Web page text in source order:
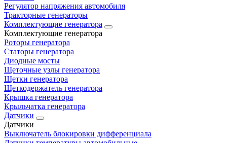
Регулятор напряжения автомобиля
Тракторные генераторы
Комплектующие генератора
Комплектующие генератора
Роторы генератора
Статоры генератора
Диодные мосты
Щеточные узлы генератора
Щетки генератора
Щеткодержатель генератора
Крышка генератора
Крыльчатка генератора
Датчики
Датчики
Выключатель блокировки дифференциала